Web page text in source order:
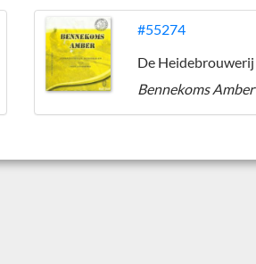
#55274
De Heidebrouwerij
Bennekoms Amber